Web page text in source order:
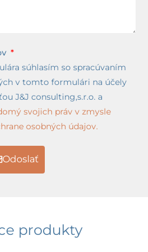
súhlasím so spracúvaním
v tomto formulári na účely
J&J consulting,s.r.o. a
svojich práv v zmysle
osobných údajov.
Odoslať
produkty